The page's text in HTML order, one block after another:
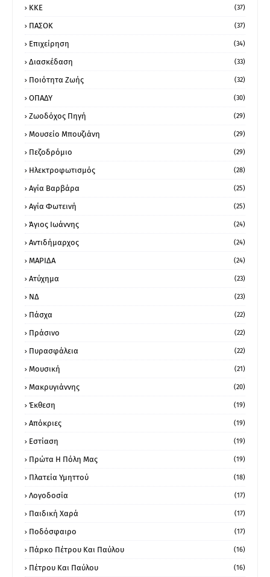
ΚΚΕ (37)
ΠΑΣΟΚ (37)
Επιχείρηση (34)
Διασκέδαση (33)
Ποιότητα Ζωής (32)
ΟΠΑΔΥ (30)
Ζωοδόχος Πηγή (29)
Μουσείο Μπουζιάνη (29)
Πεζοδρόμιο (29)
Ηλεκτροφωτισμός (28)
Αγία Βαρβάρα (25)
Αγία Φωτεινή (25)
Άγιος Ιωάννης (24)
Αντιδήμαρχος (24)
ΜΑΡΙΔΑ (24)
Ατύχημα (23)
ΝΔ (23)
Πάσχα (22)
Πράσινο (22)
Πυρασφάλεια (22)
Μουσική (21)
Μακρυγιάννης (20)
Έκθεση (19)
Απόκριες (19)
Εστίαση (19)
Πρώτα Η Πόλη Μας (19)
Πλατεία Υμηττού (18)
Λογοδοσία (17)
Παιδική Χαρά (17)
Ποδόσφαιρο (17)
Πάρκο Πέτρου Και Παύλου (16)
Πέτρου Και Παύλου (16)